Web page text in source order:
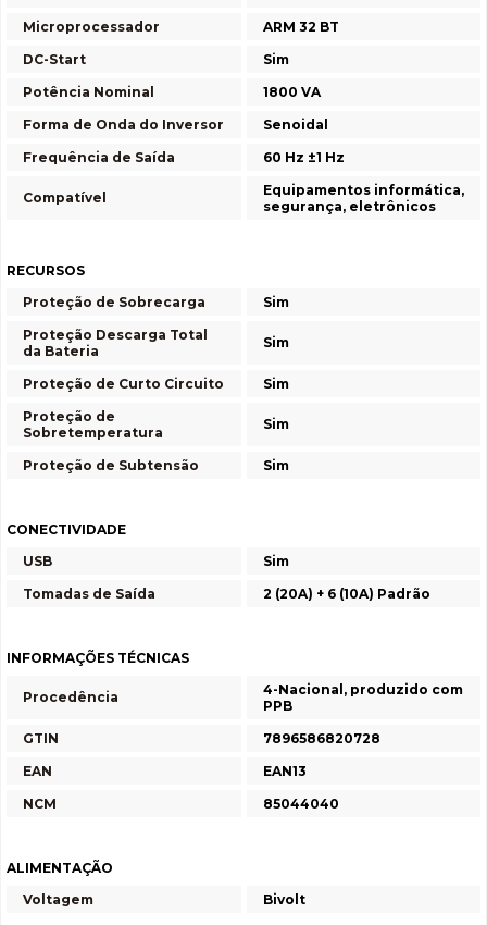
Microprocessador
ARM 32 BT
DC-Start
Sim
Potência Nominal
1800 VA
Forma de Onda do Inversor
Senoidal
Frequência de Saída
60 Hz ±1 Hz
Compatível
Equipamentos informática,
segurança, eletrônicos
RECURSOS
Proteção de Sobrecarga
Sim
Proteção Descarga Total
da Bateria
Sim
Proteção de Curto Circuito
Sim
Proteção de
Sobretemperatura
Sim
Proteção de Subtensão Sim
CONECTIVIDADE
USB
Sim
Tomadas de Saída
2 (20A) + 6 (10A) Padrão
INFORMAÇÕES TÉCNICAS
Procedência
4-Nacional, produzido com
PPB
GTIN
7896586820728
EAN
EAN13
NCM
85044040
ALIMENTAÇÃO
Voltagem
Bivolt